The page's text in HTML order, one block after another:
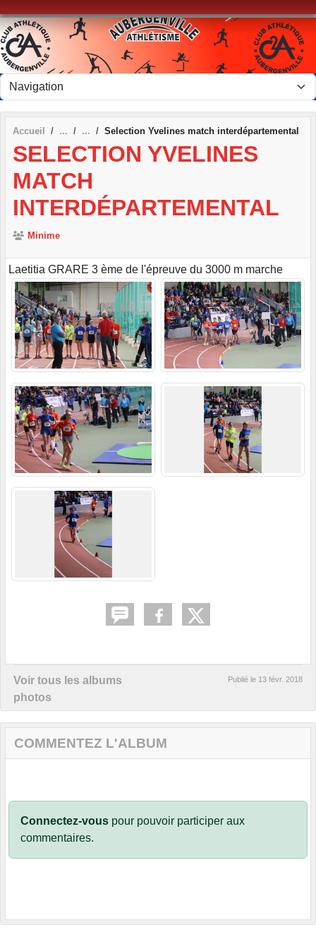
Accueil Selection Yvelines match interdépartemental
SELECTION YVELINES
MATCH
INTERDÉPARTEMENTAL
Minime
Laetitia GRARE 3 ème de l'épreuve du 3000 m marche
Voir tous les albums
photos
Publié le 13 févr. 2018
COMMENTEZ L'ALBUM
Connectez-vous pour pouvoir participer aux
commentaires.